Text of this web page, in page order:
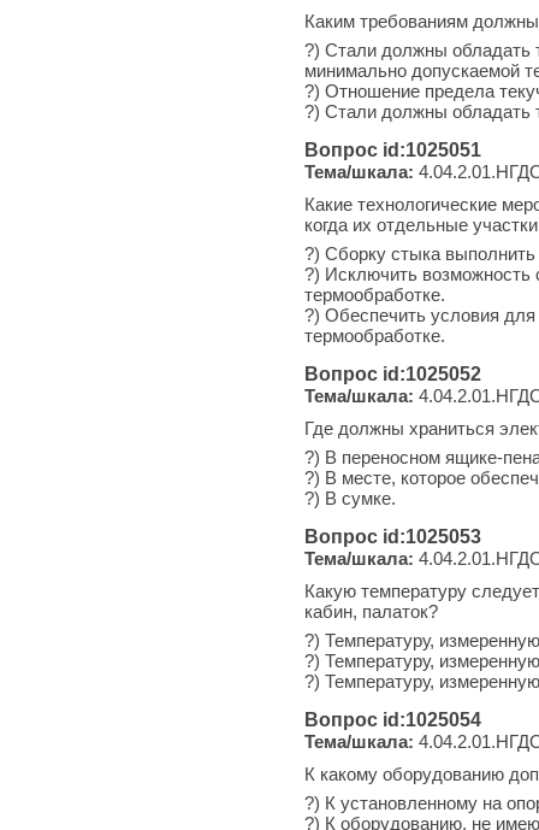
Каким требованиям должны
?) Стали должны обладать
минимально допускаемой
?) Отношение предела
?) Стали должны обладать
Вопрос id:1025051
Тема/шкала:
Какие технологические
когда их отдельные
?) Сборку стыка
?) Исключить возможность
термообработке.
?) Обеспечить условия
термообработке.
Вопрос id:1025052
Тема/шкала:
Где должны храниться
?) В переносном ящике-
?) В месте, которое
?) В сумке.
Вопрос id:1025053
Тема/шкала:
Какую температуру
кабин, палаток?
?) Температуру,
?) Температуру,
?) Температуру,
Вопрос id:1025054
Тема/шкала:
К какому оборудованию
?) К установленному на
?) К оборудованию, не